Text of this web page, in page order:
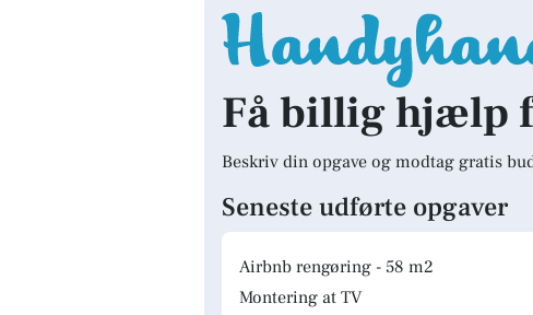
Få billig hjælp
Beskriv din opgave og modtag gratis
Seneste udførte opgaver
Airbnb rengøring - 58 m2
Montering at TV